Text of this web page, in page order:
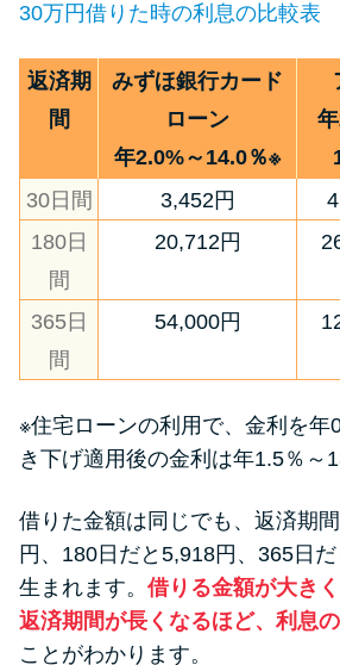
30万円借りた時の利息の比較表
返済期
間
みずほ銀行カード
ローン
年2.0%～14.0％※
30日間 3,452円
180日
間
20,712円
365日
間
54,000円
※住宅ローンの利用で、金利を年
き下げ適用後の金利は年1.5％～
借りた金額は同じでも、返済期
円、180日だと5,918円、365日
生まれます。 借りる金額が大き
返済期間が長くなるほど、利息
ことがわかります。